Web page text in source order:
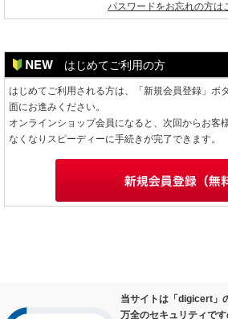
パスワードをお忘れの方は
はじめてご利用の方
はじめてご利用される方は、「新規会員登録」ボ
面にお進みください。
オンラインショップ会員になると、次回からお客
なくなりスピーディーに手続きが完了できます。
当サイトは「digicert」
万全のセキュリティで